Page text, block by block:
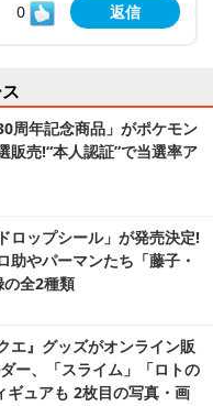
0
返信
周年記念商品」がポケモン
販売!“本人認証”で当選率ア
ロップシール」が発売決定!
助やパーマンたち「藤子・
の全2種類
エ』グッズがオンライン販
ー、「スライム」「ロトの
ュアも 2枚目の写真・画